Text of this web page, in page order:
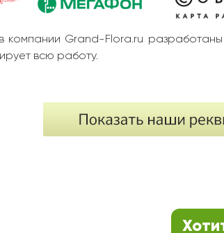
компании Grand-Flora.ru
всю работу.